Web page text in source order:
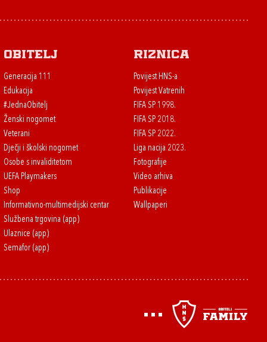
Obitelj
Generacija 111
Edukacija
#JednaObitelj
Ženski nogomet
Veterani
Dječji i školski nogomet
Osobe s invaliditetom
UEFA Playmakers
Shop
Informativno-multimedijski centar
Službena trgovina (app)
Ulaznice (app)
Semafor (app)
Riznica
Povijest HNS-a
Povijest Vatrenih
FIFA SP 1998.
FIFA SP 2018.
FIFA SP 2022.
Liga nacija 2023.
Fotografije
Video arhiva
Publikacije
Wallpaperi